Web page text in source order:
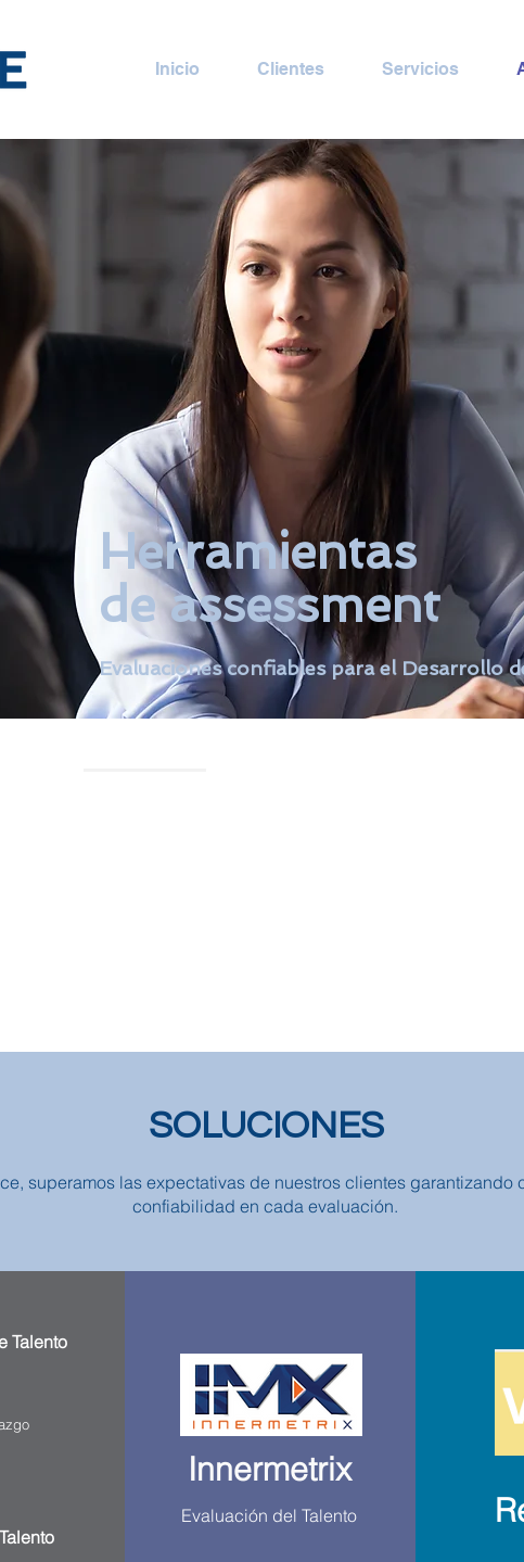
Inicio Clientes Servicios
Herramientas
de assessment
Evaluaciones confiables para el Desarrollo
SOLUCIONES
superamos las expectativas de nuestros clientes garantizando
confiabilidad en cada evaluación.
Talento
Innermetrix
Evaluación del Talento